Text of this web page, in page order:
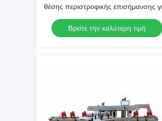
θέσης περιστροφικής επισήμανσης για
στρογγυλά δοχεία
Βρείτε την καλύτερη τιμή